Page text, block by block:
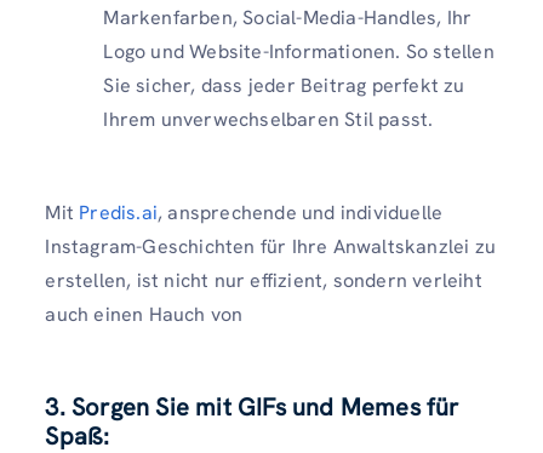
Markenfarben, Social-Media-Handles, Ihr
Logo und Website-Informationen. So stellen
Sie sicher, dass jeder Beitrag perfekt zu
Ihrem unverwechselbaren Stil passt.
Mit Predis.ai, ansprechende und individuelle
Instagram-Geschichten für Ihre Anwaltskanzlei zu
erstellen, ist nicht nur effizient, sondern verleiht
auch einen Hauch von
3. Sorgen Sie mit GIFs und Memes für
Spaß: